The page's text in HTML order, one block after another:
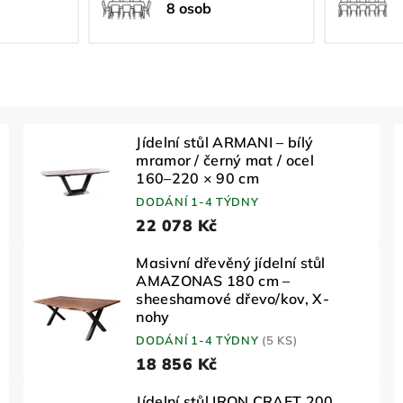
8 osob
Jídelní stůl ARMANI – bílý
mramor / černý mat / ocel
160–220 × 90 cm
DODÁNÍ 1-4 TÝDNY
22 078 Kč
Masivní dřevěný jídelní stůl
AMAZONAS 180 cm –
sheeshamové dřevo/kov, X-
nohy
DODÁNÍ 1-4 TÝDNY (5 KS)
18 856 Kč